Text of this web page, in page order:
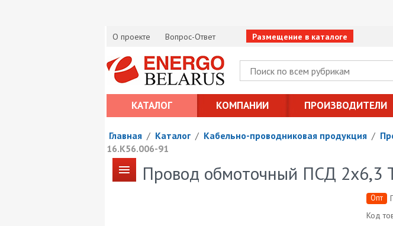
О проекте Вопрос-Ответ Размещение в каталоге
КАТАЛОГ КОМПАНИИ ПРОИЗВОДИТЕЛИ
Главная / Каталог / Кабельно-проводниковая продукция /
16.К56.006-91
Провод обмоточный ПСД 2х6,3
Опт
Код